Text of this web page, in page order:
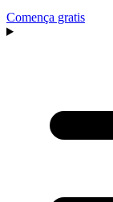
Comença gratis